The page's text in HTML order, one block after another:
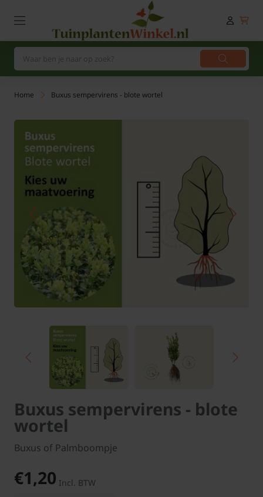
Home Buxus sempervirens - blote wortel
Buxus sempervirens - blote
wortel
Buxus of Palmboompje
€1,20 Incl. BTW